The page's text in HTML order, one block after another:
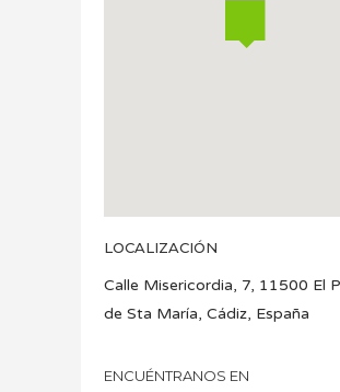
LOCALIZACIÓN
Calle Misericordia, 7, 11500 El
de Sta María, Cádiz, España
ENCUÉNTRANOS EN